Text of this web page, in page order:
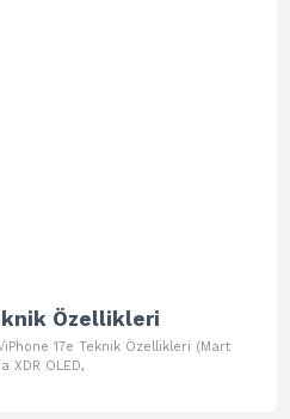
Özellikleri
17e Teknik Özellikleri (Mart
XDR OLED,